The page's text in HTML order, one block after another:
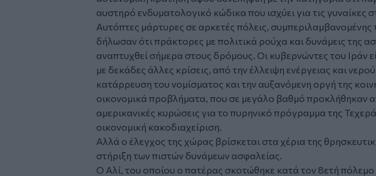
αυστηρό ενδυματολογικό κώδικα που ισχύει για τις γυναίκες
Αυτόπτες μάρτυρες σε αρκετές πόλεις, συμπεριλαμβανομένης
δήλωσαν ότι πράκτορες με πολιτικά ρούχα και δυνάμεις της
αναπτυχθεί σήμερα στους δρόμους. Οι κυβερνώντες του Ιράν
με δεκάδες άλλες κρίσεις, από την έλλειψη ενέργειας και
κατάρρευση του νομίσματος και την αυξανόμενη οργή της
οικονομικά προβλήματα, που σε μεγάλο βαθμό προκλήθηκαν
αμερικανικές κυρώσεις για το πυρηνικό πρόγραμμα της
οικονομική κακοδιαχείριση.
Αλλά ο έλεγχος της χώρας βρίσκεται στα χέρια της
στήριξη των πιστών δυνάμεων ασφαλείας.
Ο Αλί, του οποίου ο πατέρας σκοτώθηκε κατά τον 8ετή πόλεμο